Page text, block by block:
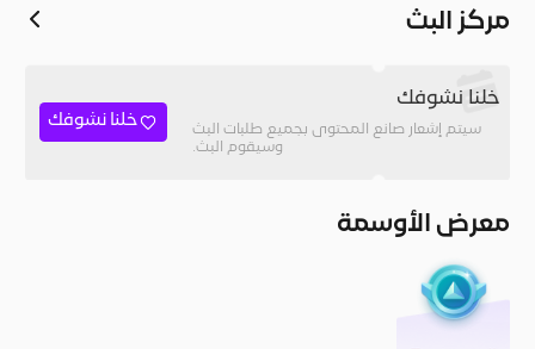
مركز البث
خلنا نشوفك
سيتم إشعار صانع المحتوى بجميع طلبات البث
وسيقوم البث.
خلنا نشوفك
معرض الأوسمة